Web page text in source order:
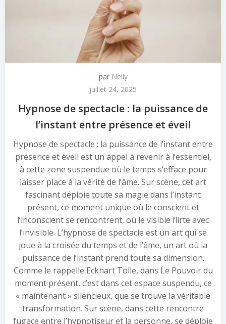
par Nelly
juillet 24, 2025
Hypnose de spectacle : la puissance de
l’instant entre présence et éveil
Hypnose de spectacle : la puissance de l’instant entre
présence et éveil est un appel à revenir à l’essentiel,
à cette zone suspendue où le temps s’efface pour
laisser place à la vérité de l’âme. Sur scène, cet art
fascinant déploie toute sa magie dans l’instant
présent, ce moment unique où le conscient et
l’inconscient se rencontrent, où le visible flirte avec
l’invisible. L’hypnose de spectacle est un art qui se
joue à la croisée du temps et de l’âme, un art où la
puissance de l’instant prend toute sa dimension.
Comme le rappelle Eckhart Tolle, dans Le Pouvoir du
moment présent, c’est dans cet espace suspendu, ce
« maintenant » silencieux, que se trouve la véritable
transformation. Sur scène, dans cette rencontre
fugace entre l’hypnotiseur et la personne, se déploie